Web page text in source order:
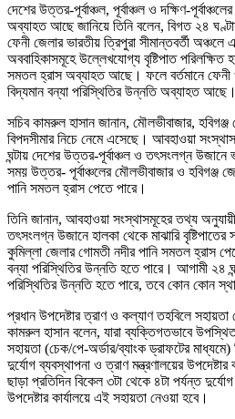
দেশের উত্তর-পূর্বাঞ্চল, পূর্বাঞ্চল ও দক্ষিণ-
অব্যাহত আছে জানিয়ে তিনি বলেন, বিগত ২৪ ঘণ্টায়
ফেনী জেলার ভারতীয় ত্রিপুরা সীমান্তবর্তী
অববাহিকাসমূহে উল্লেখযোগ্য বৃষ্টিপাত পরিলক্ষিত
সমতল হ্রাস অব্যাহত আছে। ফলে বর্তমানে ফেনী
বিদ্যমান বন্যা পরিস্থিতির উন্নতি অব্যাহত আছে।
সচিব কামরুল হাসান জানান, মৌলভীবাজার,
বিপদসীমার নিচে নেমে এসেছে। আবহাওয়া
ঘন্টায় দেশের উত্তর-পূর্বাঞ্চল ও তৎসংলগ্ন উজানে
সময় উত্তর- পূর্বাঞ্চলের মৌলভীবাজার ও হবিগঞ্জ
পানি সমতল হ্রাস পেতে পারে।
তিনি জানান, আবহাওয়া সংস্থাসমূহের তথ্য
তৎসংলগ্ন উজানে হালকা থেকে মাঝারি
কুমিল্লা জেলার গোমতী নদীর পানি সমতল হ্রাস
বন্যা পরিস্থিতির উন্নতি হতে পারে। আগামী ২৪
পরিস্থিতির উন্নতি হতে পারে, তবে কোন কোন
প্রধান উপদেষ্টার ত্রাণ ও কল্যাণ তহবিলে
কামরুল হাসান বলেন, যারা ব্যক্তিগতভাবে
সহায়তা (চেক/পে-অর্ডার/ব্যাংক ড্রাফটের মাধ্যমে)
দুর্যোগ ব্যবস্থাপনা ও ত্রাণ মন্ত্রণালয়ের
ছাড়া প্রতিদিন বিকেল ৩টা থেকে ৪টা পর্যন্ত
উপদেষ্টার কার্যালয়ে এই সহায়তা নেওয়া হবে।